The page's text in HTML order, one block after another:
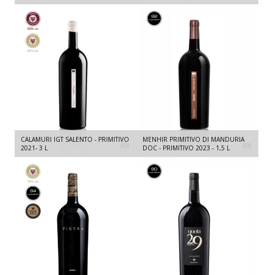
CALAMURI IGT SALENTO - PRIMITIVO
2021- 3 L
MENHIR PRIMITIVO DI MANDURIA
DOC - PRIMITIVO 2023 - 1,5 L